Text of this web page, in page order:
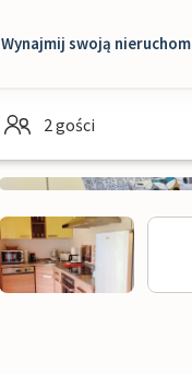
Wynajmij swoją
2 gości